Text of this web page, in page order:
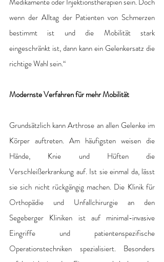
wenn der Alltag der Patienten von Schmerzen
bestimmt ist und die Mobilität stark
eingeschränkt ist, dann kann ein Gelenkersatz die
richtige Wahl sein.“
Modernste Verfahren für mehr Mobilität
Grundsätzlich kann Arthrose an allen Gelenke im
Körper auftreten. Am häufigsten weisen die
Hände, Knie und Hüften die
Verschleißerkrankung auf. Ist sie einmal da, lässt
sie sich nicht rückgängig machen. Die Klinik für
Orthopädie und Unfallchirurgie an den
Segeberger Kliniken ist auf minimal-invasive
Eingriffe und patientenspezifische
Operationstechniken spezialisiert. Besonders